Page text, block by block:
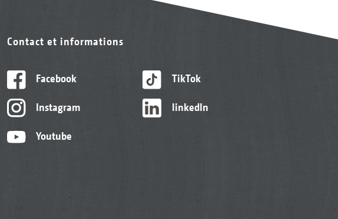
Contact et informations
Facebook
Instagram
Youtube
TikTok
linkedIn